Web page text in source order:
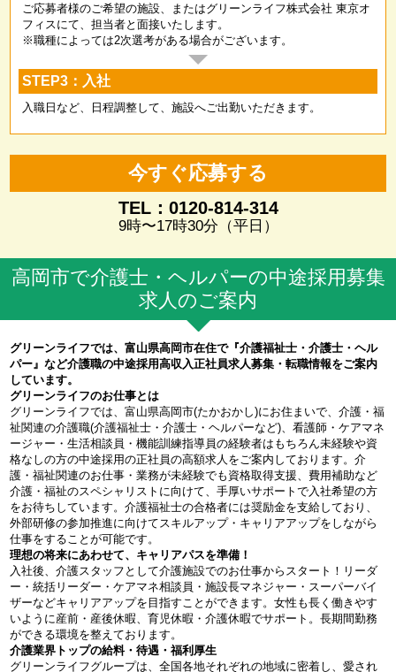
ご応募者様のご希望の施設、またはグリーンライフ株式会社 東京オ
フィスにて、担当者と面接いたします。
※職種によっては2次選考がある場合がございます。
STEP3：入社
入職日など、日程調整して、施設へご出勤いただきます。
今すぐ応募する
TEL：0120-814-314
9時〜17時30分（平日）
高岡市で介護士・ヘルパーの中途採用募集
求人のご案内
グリーンライフでは、富山県高岡市在住で『介護福祉士・介護士・ヘル
パー』など介護職の中途採用高収入正社員求人募集・転職情報をご案内
しています。
グリーンライフのお仕事とは
グリーンライフでは、富山県高岡市(たかおかし)にお住まいで、介護・福
祉関連の介護職(介護福祉士・介護士・ヘルパーなど)、看護師・ケアマネ
ージャー・生活相談員・機能訓練指導員の経験者はもちろん未経験や資
格なしの方の中途採用の正社員の高額求人をご案内しております。介
護・福祉関連のお仕事・業務が未経験でも資格取得支援、費用補助など
介護・福祉のスペシャリストに向けて、手厚いサポートで入社希望の方
をお待ちしています。介護福祉士の合格者には奨励金を支給しており、
外部研修の参加推進に向けてスキルアップ・キャリアアップをしながら
仕事をすることが可能です。
理想の将来にあわせて、キャリアパスを準備！
入社後、介護スタッフとして介護施設でのお仕事からスタート！リーダ
ー・統括リーダー・ケアマネ相談員・施設長マネジャー・スーパーバイ
ザーなどキャリアアップを目指すことができます。女性も長く働きやす
いように産前・産後休暇、育児休暇・介護休暇でサポート。長期間勤務
ができる環境を整えております。
介護業界トップの給料・待遇・福利厚生
グリーンライフグループは、全国各地それぞれの地域に密着し、愛され